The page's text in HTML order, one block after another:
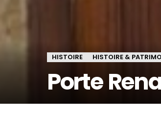
HISTOIRE HISTOIRE &
Porte